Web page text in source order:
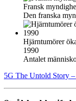
Fransk
Den franska
Hjärntumörer
1990
Antalet
5G The Untold Story